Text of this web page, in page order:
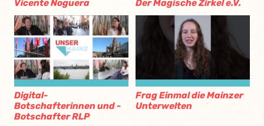
Vicente Noguera Der Magische Zirkel e.V.
Digital-
Botschafterinnen und -
Botschafter RLP
Frag Einmal die Mainzer
Unterwelten